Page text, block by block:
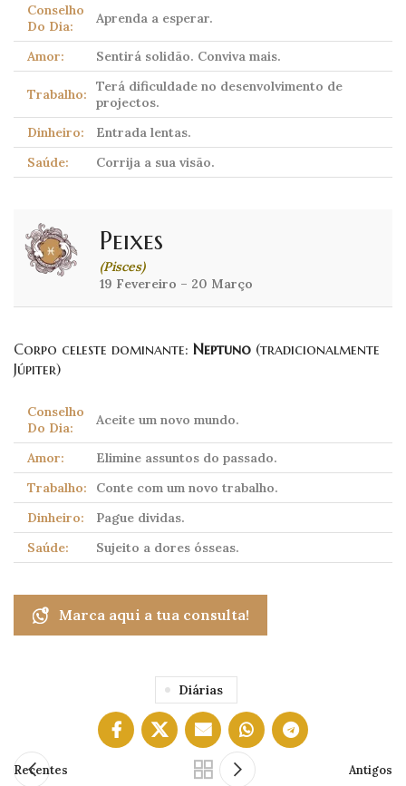
Conselho
Do Dia:
Aprenda a esperar.
Amor: Sentirá solidão. Conviva mais.
Trabalho:
Terá dificuldade no desenvolvimento de
projectos.
Dinheiro:
Entrada lentas.
Saúde:
Corrija a sua visão.
Peixes
(Pisces)
19 Fevereiro – 20 Março
Corpo celeste dominante: Neptuno (tradicionalmente
Júpiter)
Conselho
Do Dia:
Aceite um novo mundo.
Amor:
Elimine assuntos do passado.
Trabalho:
Conte com um novo trabalho.
Dinheiro:
Pague dividas.
Saúde:
Sujeito a dores ósseas.
Marca aqui a tua consulta!
Diárias
Recentes Antigos